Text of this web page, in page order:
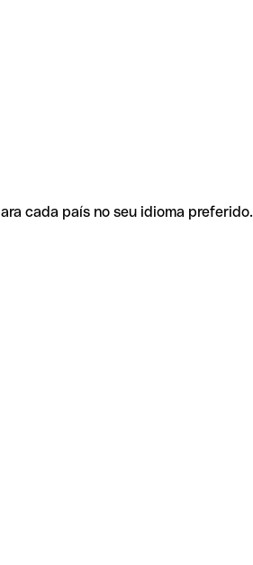
cada país no seu idioma preferido.